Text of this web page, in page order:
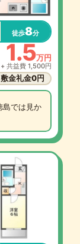
徒歩8分
1.5万円
+ 共益費 1,500円
敷金礼金0円
島では見か